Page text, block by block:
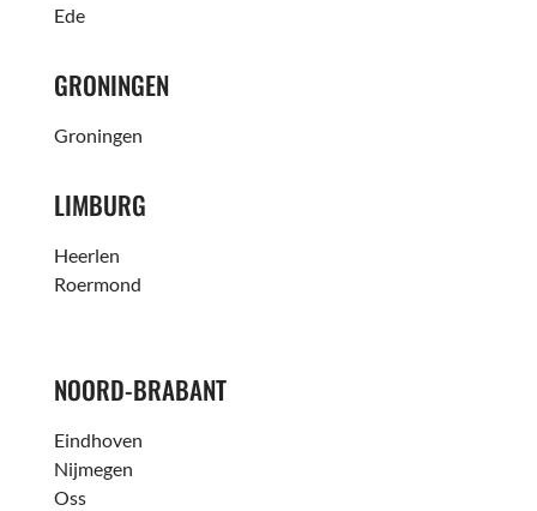
Ede
GRONINGEN
Groningen
LIMBURG
Heerlen
Roermond
NOORD-BRABANT
Eindhoven
Nijmegen
Oss